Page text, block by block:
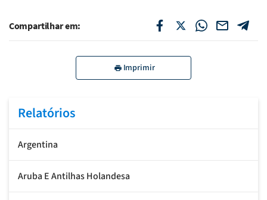
Compartilhar em:
Imprimir
Relatórios
Argentina
Aruba E Antilhas Holandesa